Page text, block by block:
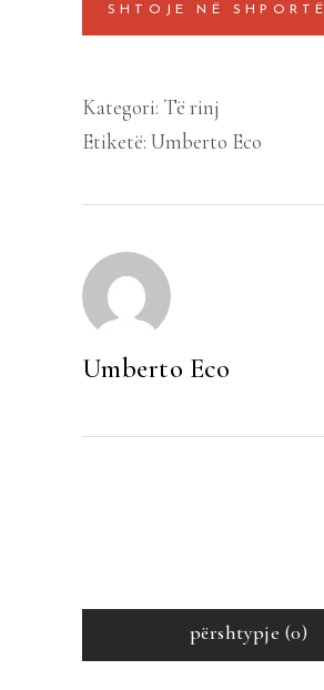
quantity
SHTOJE NË SHPORTË
Kategori: Të rinj
Etiketë: Umberto Eco
Umberto Eco
përshtypje (0)